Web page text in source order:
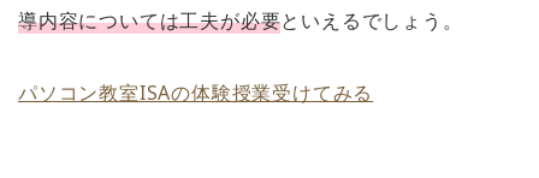
導内容については工夫が必要といえるでしょう。
パソコン教室ISAの体験授業受けてみる